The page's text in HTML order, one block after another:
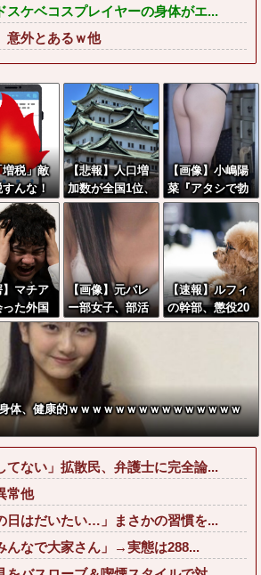
スケベコスプレイヤーの身体がエ...
意外とあるｗ他
増税」敵
すんな！
ガネ！」
「減税」
税すん
会保障ど
！」
【悲報】人口増
加数が全国1位、
名古屋市wwww
wwwwwwwww
【画像】小嶋陽
菜『アタシで勃
起してね』←こ
れwwwwww
】マチア
った外国
まさかの
』言われ
がこれワ
？？？
【画像】元バレ
ー部女子、部活
が終わっても太
ももがえっちす
ぎる
【速報】ルフィ
の幹部、懲役20
年に決定する←
体、健康的ｗｗｗｗｗｗｗｗｗｗｗｗｗｗｗ
てない」拡散民、弁護士に完全論...
常他
日はだいたい…」まさかの習慣を...
んなで大家さん」→実態は288...